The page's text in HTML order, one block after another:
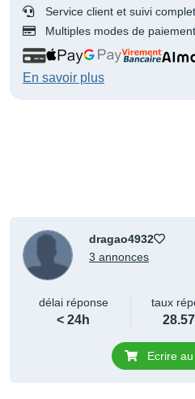
Service client et suivi
Multiples modes de paiement
En savoir plus
dragao4932
3 annonces
délai réponse
< 24h
taux
Ecrire au